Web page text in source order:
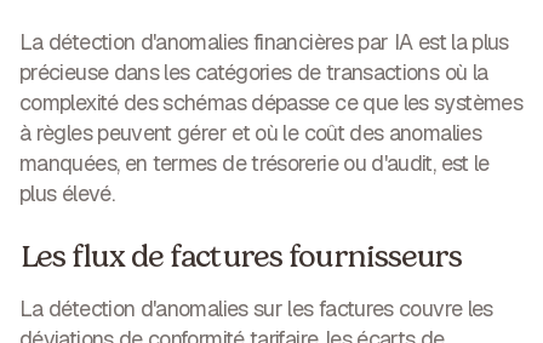
La détection d'anomalies financières par IA est la plus
précieuse dans les catégories de transactions où la
complexité des schémas dépasse ce que les systèmes
à règles peuvent gérer et où le coût des anomalies
manquées, en termes de trésorerie ou d'audit, est le
plus élevé.
Les flux de factures fournisseurs
La détection d'anomalies sur les factures couvre les